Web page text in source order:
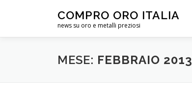
COMPRO ORO ITALIA
news su oro e metalli preziosi
MESE: FEBBRAIO 2013